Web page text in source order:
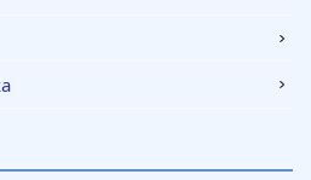
skombinovať s ďalšími